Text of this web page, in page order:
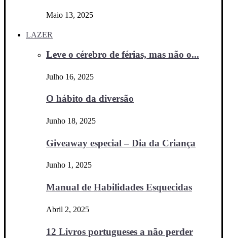
Maio 13, 2025
LAZER
Leve o cérebro de férias, mas não o...
Julho 16, 2025
O hábito da diversão
Junho 18, 2025
Giveaway especial – Dia da Criança
Junho 1, 2025
Manual de Habilidades Esquecidas
Abril 2, 2025
12 Livros portugueses a não perder